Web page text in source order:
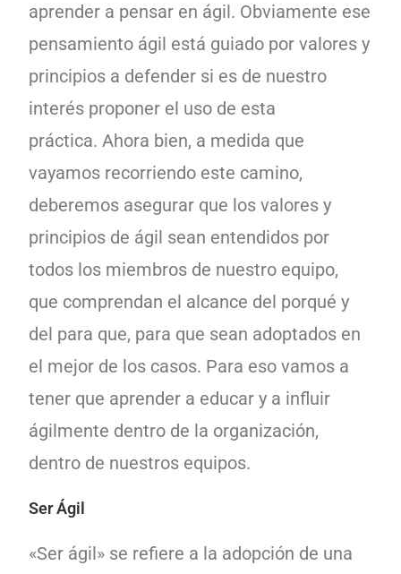
aprender a pensar en ágil. Obviamente ese
pensamiento ágil está guiado por valores y
principios a defender si es de nuestro
interés proponer el uso de esta
práctica.Ahora bien, a medida que
vayamos recorriendo este camino,
deberemos asegurar que los valores y
principios de ágil sean entendidos por
todos los miembros de nuestro equipo,
que comprendan el alcance del porqué y
del para que, para que sean adoptados en
el mejor de los casos. Para eso vamos a
tener que aprender a educar y a influir
ágilmente dentro de la organización,
dentro de nuestros equipos.
Ser Ágil
«Ser ágil» se refiere a la adopción de una